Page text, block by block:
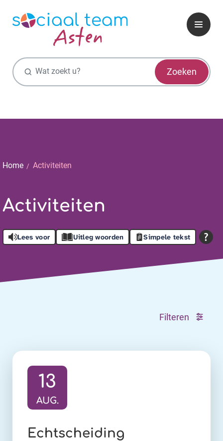
Zoekfunctie Zoeken
Home Activiteiten
Activiteiten
Lees voor Uitleg woorden Simpele tekst
Filteren
Ga naar activiteit:
Echtscheiding
13
AUG.